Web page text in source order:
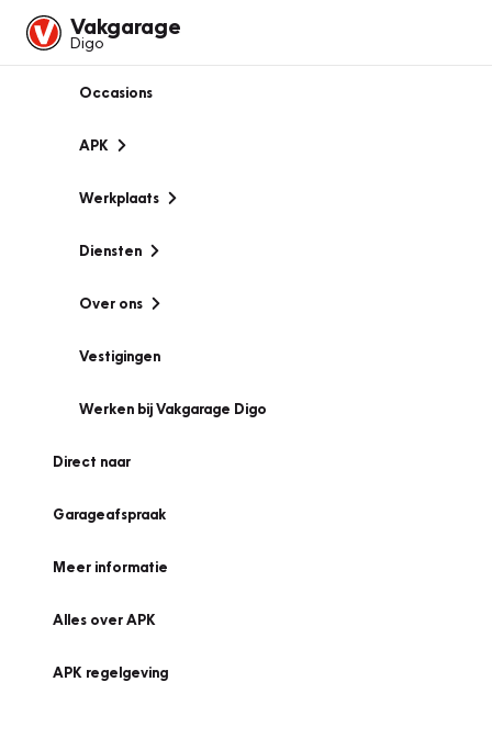
Vakgarage
Digo
Occasions
APK
Werkplaats
Diensten
Over ons
Vestigingen
Werken bij Vakgarage Digo
Direct naar
Garageafspraak
Meer informatie
Alles over APK
APK regelgeving